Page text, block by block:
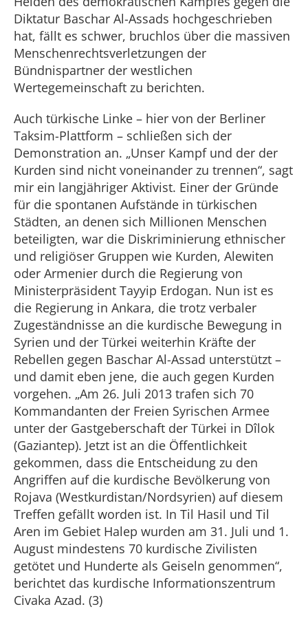
Diktatur Baschar Al-Assads hochgeschrieben
hat, fällt es schwer, bruchlos über die massiven
Menschenrechtsverletzungen der
Bündnispartner der westlichen
Wertegemeinschaft zu berichten.
Auch türkische Linke – hier von der Berliner
Taksim-Plattform – schließen sich der
Demonstration an. „Unser Kampf und der der
Kurden sind nicht voneinander zu trennen“, sagt
mir ein langjähriger Aktivist. Einer der Gründe
für die spontanen Aufstände in türkischen
Städten, an denen sich Millionen Menschen
beteiligten, war die Diskriminierung ethnischer
und religiöser Gruppen wie Kurden, Alewiten
oder Armenier durch die Regierung von
Ministerpräsident Tayyip Erdogan. Nun ist es
die Regierung in Ankara, die trotz verbaler
Zugeständnisse an die kurdische Bewegung in
Syrien und der Türkei weiterhin Kräfte der
Rebellen gegen Baschar Al-Assad unterstützt –
und damit eben jene, die auch gegen Kurden
vorgehen. „Am 26. Juli 2013 trafen sich 70
Kommandanten der Freien Syrischen Armee
unter der Gastgeberschaft der Türkei in Dîlok
(Gaziantep). Jetzt ist an die Öffentlichkeit
gekommen, dass die Entscheidung zu den
Angriffen auf die kurdische Bevölkerung von
Rojava (Westkurdistan/Nordsyrien) auf diesem
Treffen gefällt worden ist. In Til Hasil und Til
Aren im Gebiet Halep wurden am 31. Juli und 1.
August mindestens 70 kurdische Zivilisten
getötet und Hunderte als Geiseln genommen“,
berichtet das kurdische Informationszentrum
Civaka Azad. (3)